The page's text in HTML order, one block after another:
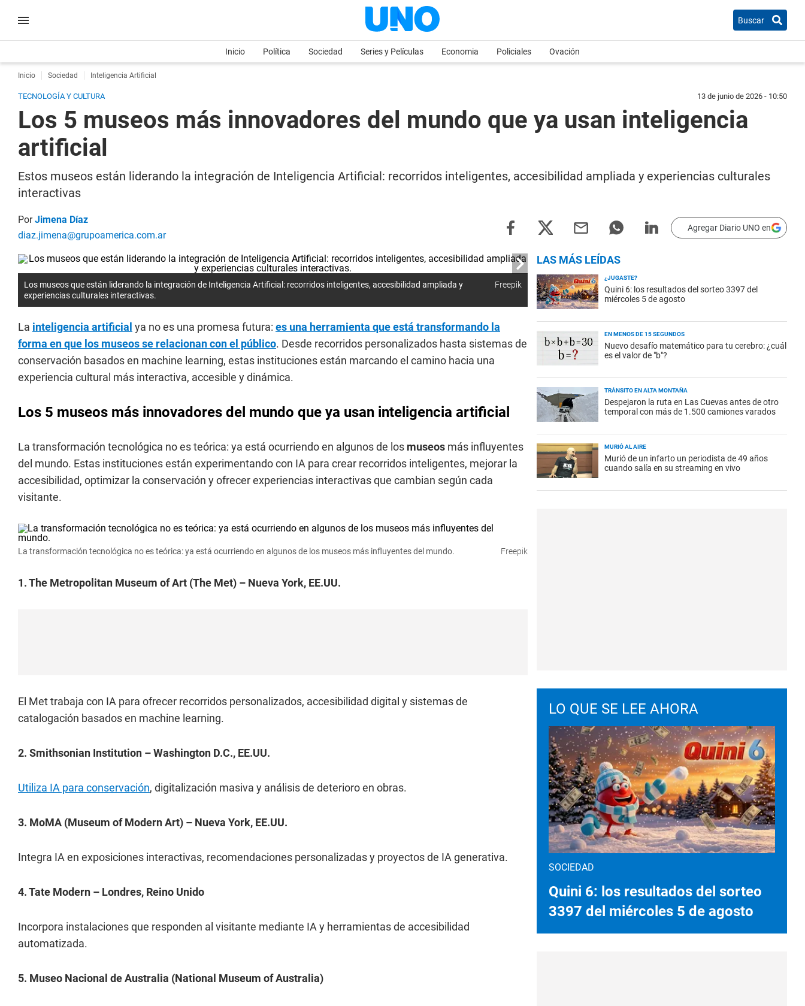
Buscar
Inicio Política Sociedad Series y Películas Economia Policiales Ovación
Inicio Sociedad Inteligencia Artificial
TECNOLOGÍA Y CULTURA 13 de junio de 2026 - 10:50
Los 5 museos más innovadores del mundo que ya usan inteligencia
artificial
Estos museos están liderando la integración de Inteligencia Artificial: recorridos inteligentes, accesibilidad ampliada y experiencias culturales
interactivas
PorJimena Díaz
diaz.jimena@grupoamerica.com.ar
Agregar Diario UNO en
Los museos que están liderando la integración de Inteligencia Artificial: recorridos inteligentes, accesibilidad ampliada y
experiencias culturales interactivas.
Freepik
La inteligencia artificial ya no es una promesa futura: es una herramienta que está transformando la
forma en que los museos se relacionan con el público. Desde recorridos personalizados hasta sistemas de
conservación basados en machine learning, estas instituciones están marcando el camino hacia una
experiencia cultural más interactiva, accesible y dinámica.
Los 5 museos más innovadores del mundo que ya usan inteligencia artificial
La transformación tecnológica no es teórica: ya está ocurriendo en algunos de los museos más influyentes
del mundo. Estas instituciones están experimentando con IA para crear recorridos inteligentes, mejorar la
accesibilidad, optimizar la conservación y ofrecer experiencias interactivas que cambian según cada
visitante.
La transformación tecnológica no es teórica: ya está ocurriendo en algunos de los museos más influyentes del mundo. Freepik
1. The Metropolitan Museum of Art (The Met) – Nueva York, EE.UU.
El Met trabaja con IA para ofrecer recorridos personalizados, accesibilidad digital y sistemas de
catalogación basados en machine learning.
2. Smithsonian Institution – Washington D.C., EE.UU.
Utiliza IA para conservación, digitalización masiva y análisis de deterioro en obras.
3. MoMA (Museum of Modern Art) – Nueva York, EE.UU.
Integra IA en exposiciones interactivas, recomendaciones personalizadas y proyectos de IA generativa.
4. Tate Modern – Londres, Reino Unido
Incorpora instalaciones que responden al visitante mediante IA y herramientas de accesibilidad
automatizada.
5. Museo Nacional de Australia (National Museum of Australia)
LAS MÁS LEÍDAS
¿JUGASTE?
Quini 6: los resultados del sorteo 3397 del
miércoles 5 de agosto
EN MENOS DE 15 SEGUNDOS
Nuevo desafío matemático para tu cerebro: ¿cuál
es el valor de "b"?
TRÁNSITO EN ALTA MONTAÑA
Despejaron la ruta en Las Cuevas antes de otro
temporal con más de 1.500 camiones varados
MURIÓ AL AIRE
Murió de un infarto un periodista de 49 años
cuando salía en su streaming en vivo
LO QUE SE LEE AHORA
SOCIEDAD
Quini 6: los resultados del sorteo
3397 del miércoles 5 de agosto